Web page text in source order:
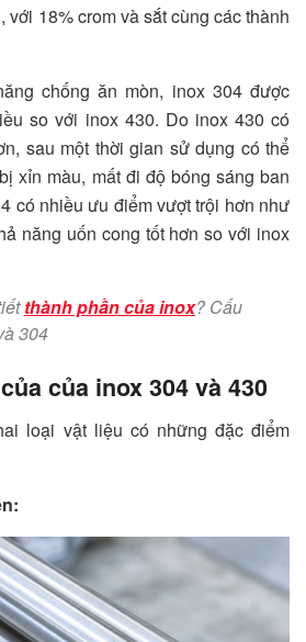
với 18% crom và sắt cùng các thành
chống ăn mòn, inox 304 được
so với inox 430. Do inox 430 có
sau một thời gian sử dụng có thể
xỉn màu, mất đi độ bóng sáng ban
có nhiều ưu điểm vượt trội hơn như
năng uốn cong tốt hơn so với inox
thành phần của inox? Cấu
304
của inox 304 và 430
loại vật liệu có những đặc điểm